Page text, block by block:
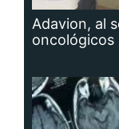
Adavion, al
oncológicos